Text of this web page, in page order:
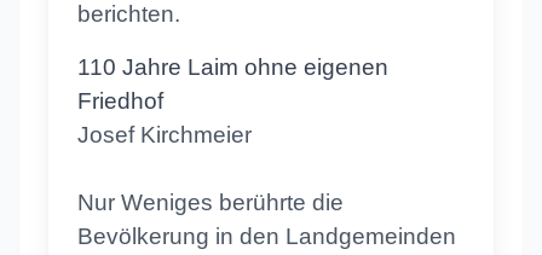
berichten.
110 Jahre Laim ohne eigenen
Friedhof
Josef Kirchmeier
Nur Weniges berührte die
Bevölkerung in den Landgemeinden